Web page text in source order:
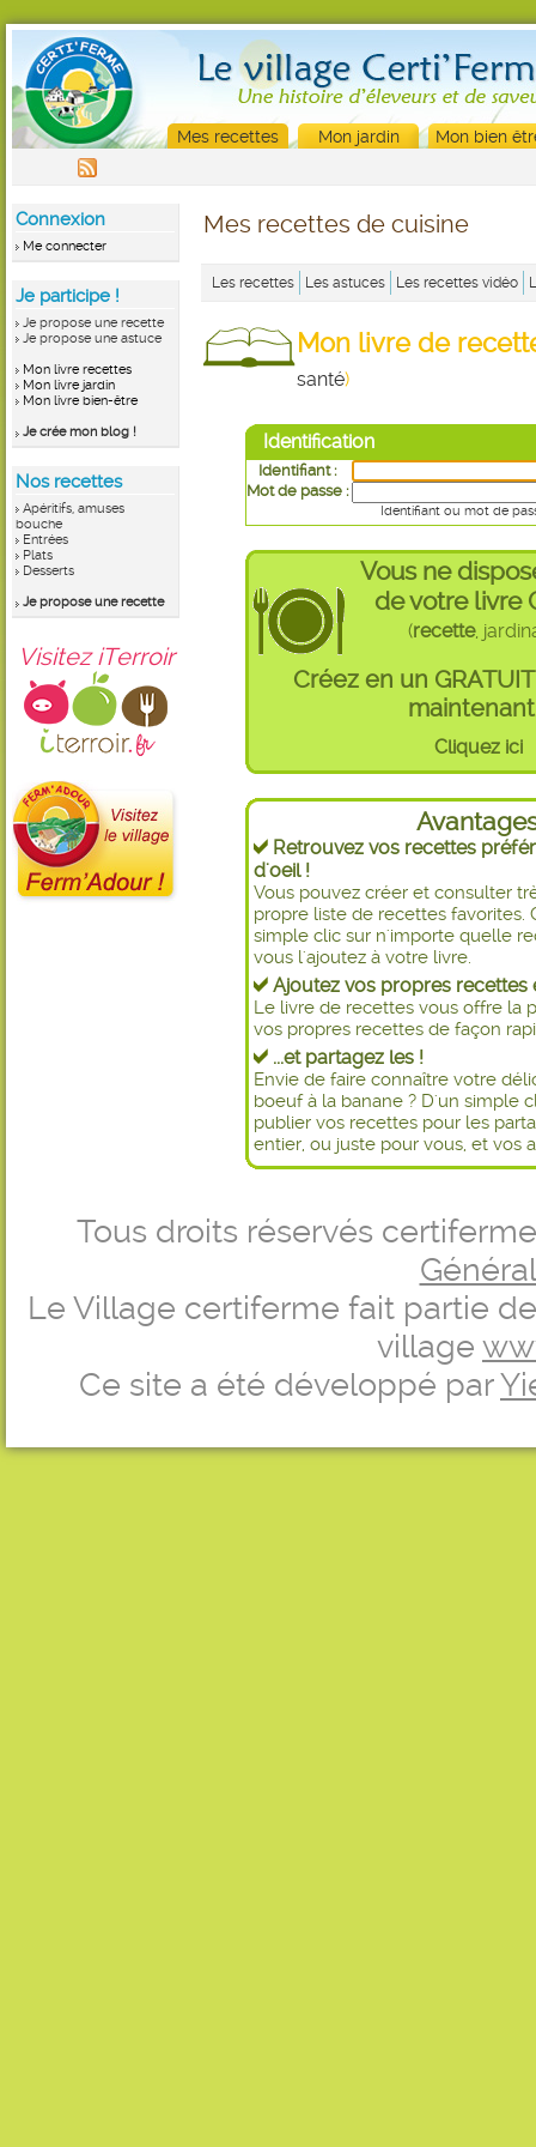
Mes recettes Mon jardin Mon bien
Connexion
Me connecter
Je participe !
Je propose une recette
Je propose une astuce
Mon livre recettes
Mon livre jardin
Mon livre bien-être
Je crée mon blog !
Nos recettes
Apéritifs, amuses
bouche
Entrées
Plats
Desserts
Je propose une recette
Visitez iTerroir
Mes recettes de cuisine
Les recettes Les astuces Les recettes vidéo
Mon livre de
santé)
Identification
Identifiant :
Mot de passe :
Identifiant ou mot de
Vous ne
de votre livre
(recette,
Créez en un
Cliquez ici
Retrouvez vos recettes
d'oeil !
Vous pouvez créer et consulter
propre liste de recettes favorites.
simple clic sur n'importe quelle
vous l'ajoutez à votre livre.
Ajoutez vos propres recettes
Le livre de recettes vous offre la
vos propres recettes de façon
...et partagez les !
Envie de faire connaître votre
boeuf à la banane ? D'un simple
publier vos recettes pour les
entier, ou juste pour vous, et vos
Tous droits réservés
Le Village certiferme fait partie
village
Ce site a été développé par